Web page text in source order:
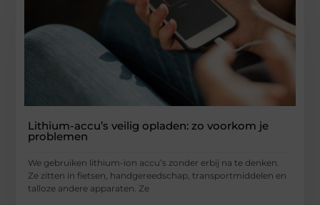
Lithium-accu’s veilig opladen: zo voorkom je
problemen
We gebruiken lithium-ion accu’s zonder erbij na te denken.
Ze zitten in fietsen, handgereedschap, transportmiddelen en
talloze andere apparaten. Ze